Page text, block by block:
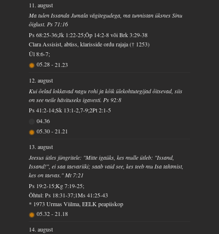
11. august
Ma tulen Issanda Jumala vägitegudega, ma tunnistan üksnes Sinu
õiglust. Ps 71:16
Ps 68:25-36;Jk 1:22-25;Õp 14:2-8 või Brk 3:29-38
Clara Assisist, abtiss, klarisside ordu rajaja († 1253)
Ül 8:6-7;
05.28-21.23
12. august
Kui õelad lokkavad nagu rohi ja kõik ülekohtutegijad õitsevad, siis
on see neile hävituseks igavesti. Ps 92:8
Ps 41:2-14;Sk 13:1-2,7-9;2Pt 2:1-5
04.36
05.30-21.21
13. august
Jeesus ütles jüngritele: "Mitte igaüks, kes mulle ütleb: "Issand,
Issand!", ei saa taevariiki; saab vaid see, kes teeb mu Isa tahtmist,
kes on taevas." Mt 7:21
Ps 19:2-15;Kg 7:19-25;
Õhtul: Ps 18:31-37;1Ms 41:25-43
* 1973 Urmas Viilma, EELK peapiiskop
05.32-21.18
14. august